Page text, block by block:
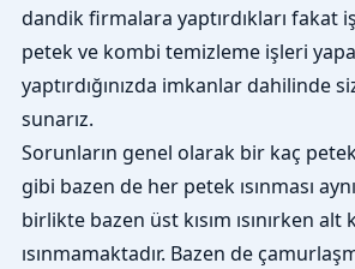
dandik firmalara yaptırdıkları fakat
petek ve kombi temizleme işleri
yaptırdığınızda imkanlar dahilinde
sunarız.
Sorunların genel olarak bir kaç
gibi bazen de her petek ısınması
birlikte bazen üst kısım ısınırken alt
ısınmamaktadır. Bazen de